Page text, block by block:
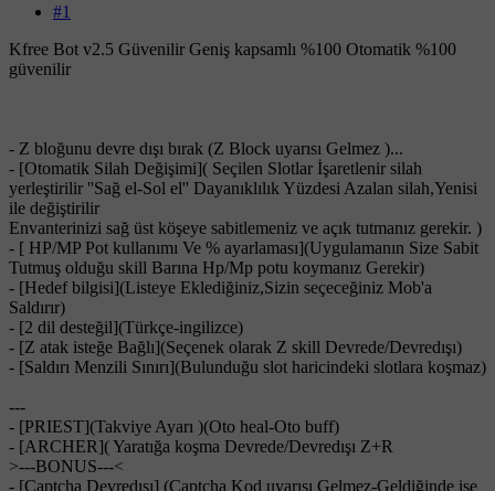
#1
Kfree Bot v2.5 Güvenilir Geniş kapsamlı %100 Otomatik %100
güvenilir
- Z bloğunu devre dışı bırak (Z Block uyarısı Gelmez )...
- [Otomatik Silah Değişimi]( Seçilen Slotlar İşaretlenir silah
yerleştirilir ''Sağ el-Sol el'' Dayanıklılık Yüzdesi Azalan silah,Yenisi
ile değiştirilir
Envanterinizi sağ üst köşeye sabitlemeniz ve açık tutmanız gerekir. )
- [ HP/MP Pot kullanımı Ve % ayarlaması](Uygulamanın Size Sabit
Tutmuş olduğu skill Barına Hp/Mp potu koymanız Gerekir)
- [Hedef bilgisi](Listeye Eklediğiniz,Sizin seçeceğiniz Mob'a
Saldırır)
- [2 dil desteğil](Türkçe-ingilizce)
- [Z atak isteğe Bağlı](Seçenek olarak Z skill Devrede/Devredışı)
- [Saldırı Menzili Sınırı](Bulunduğu slot haricindeki slotlara koşmaz)
---
- [PRIEST](Takviye Ayarı )(Oto heal-Oto buff)
- [ARCHER]( Yaratığa koşma Devrede/Devredışı Z+R
>---BONUS---<
- [Captcha Devredışı] (Captcha Kod uyarısı Gelmez-Geldiğinde ise